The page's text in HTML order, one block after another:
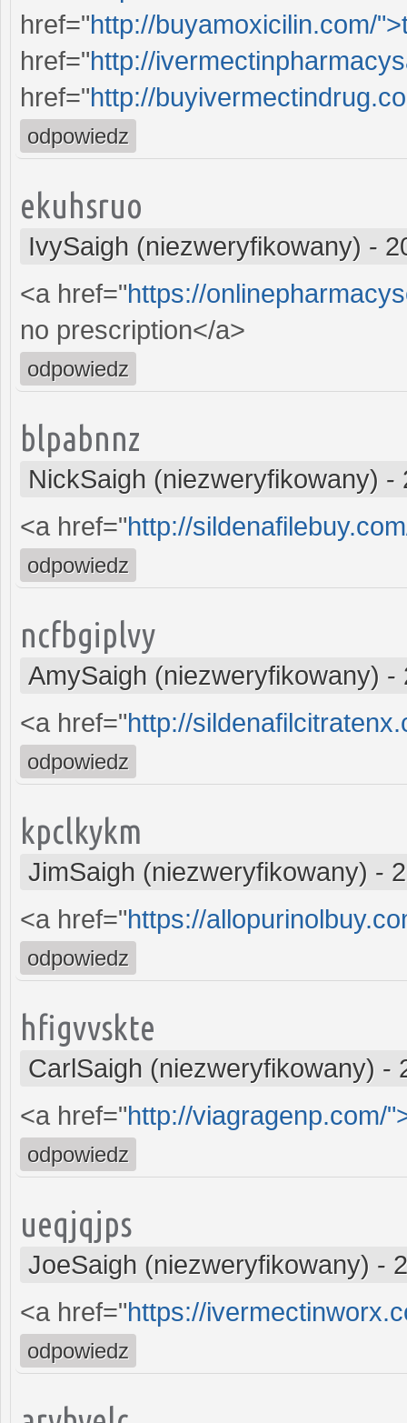
href="http://buyamoxicilin.com/
href="http://
href="http://
odpowiedz
ekuhsruo
IvySaigh (niezweryfikowany) -
<a href="https://
no prescription</a>
odpowiedz
blpabnnz
NickSaigh (niezweryfikowany) -
<a href="http://
odpowiedz
ncfbgiplvy
AmySaigh (niezweryfikowany) -
<a href="http://
odpowiedz
kpclkykm
JimSaigh (niezweryfikowany) -
<a href="https://
odpowiedz
hfigvvskte
CarlSaigh (niezweryfikowany) -
<a href="http://viagragenp.com/
odpowiedz
ueqjqjps
JoeSaigh (niezweryfikowany) -
<a href="https://
odpowiedz